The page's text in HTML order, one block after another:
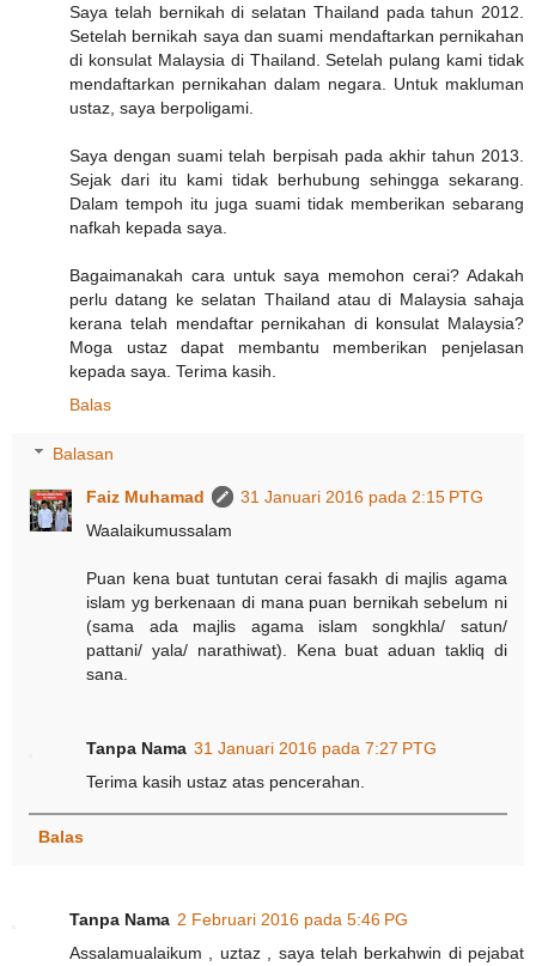
Saya telah bernikah di selatan Thailand pada tahun 2012.
Setelah bernikah saya dan suami mendaftarkan pernikahan
di konsulat Malaysia di Thailand. Setelah pulang kami tidak
mendaftarkan pernikahan dalam negara. Untuk makluman
ustaz, saya berpoligami.
Saya dengan suami telah berpisah pada akhir tahun 2013.
Sejak dari itu kami tidak berhubung sehingga sekarang.
Dalam tempoh itu juga suami tidak memberikan sebarang
nafkah kepada saya.
Bagaimanakah cara untuk saya memohon cerai? Adakah
perlu datang ke selatan Thailand atau di Malaysia sahaja
kerana telah mendaftar pernikahan di konsulat Malaysia?
Moga ustaz dapat membantu memberikan penjelasan
kepada saya. Terima kasih.
Balas
Balasan
Faiz Muhamad
31 Januari 2016 pada 2:15 PTG
Waalaikumussalam
Puan kena buat tuntutan cerai fasakh di majlis agama
islam yg berkenaan di mana puan bernikah sebelum ni
(sama ada majlis agama islam songkhla/ satun/
pattani/ yala/ narathiwat). Kena buat aduan takliq di
sana.
Tanpa Nama 31 Januari 2016 pada 7:27 PTG
Terima kasih ustaz atas pencerahan.
Balas
Tanpa Nama 2 Februari 2016 pada 5:46 PG
Assalamualaikum , uztaz , saya telah berkahwin di pejabat